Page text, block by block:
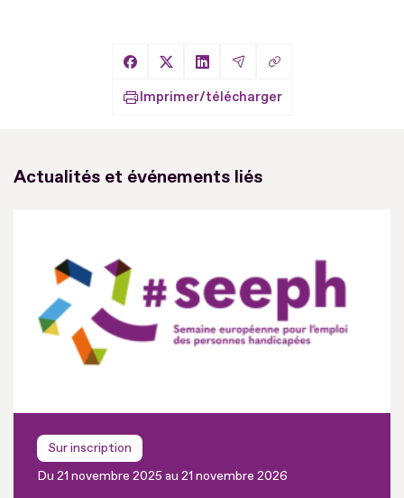
Partager sur Facebook
Partager sur X
Partager sur LinkedIn
Partager par Email
Copier le lien
Imprimer/télécharger
Actualités et événements liés
Sur inscription
Du 21 novembre 2025 au 21 novembre 2026